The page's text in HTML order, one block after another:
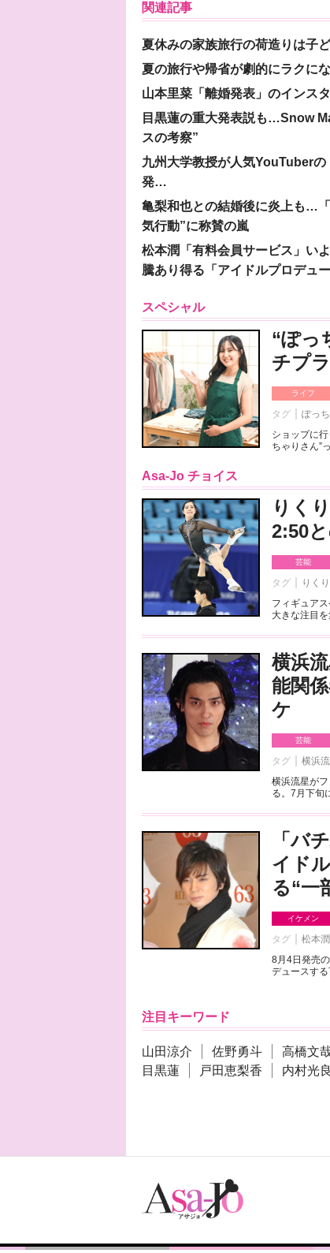
関連記事
夏休みの家族旅行の荷造りは子
夏の旅行や帰省が劇的にラクに
山本里菜「離婚発表」のインス
目黒蓮の重大発表説も…Snow
スの考察”
九州大学教授が人気YouTuber
発…
亀梨和也との結婚後に炎上も…
気行動”に称賛の嵐
松本潤「有料会員サービス」い
騰あり得る「アイドルプロデュ
スペシャル
“ぽっ
チプ
ライフ
タグ ぽっ
ショップに
ちゃりさん”
Asa-Jo チョイス
りく
2:50
芸能
タグ りく
フィギュア
大きな注目
横浜
能関
ケ
芸能
タグ 横浜
横浜流星が
る。7月下旬
「バ
イド
る“一
イケメン
タグ 松本潤
8月4日発売
デュースす
注目キーワード
山田涼介 佐野勇斗 高橋文
目黒蓮
戸田恵梨香 内村光良